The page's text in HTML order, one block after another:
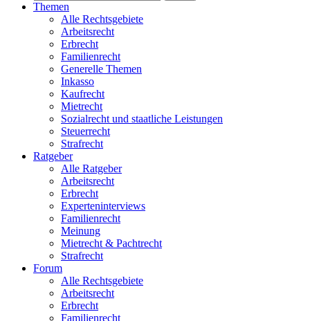
Themen
Alle Rechtsgebiete
Arbeitsrecht
Erbrecht
Familienrecht
Generelle Themen
Inkasso
Kaufrecht
Mietrecht
Sozialrecht und staatliche Leistungen
Steuerrecht
Strafrecht
Ratgeber
Alle Ratgeber
Arbeitsrecht
Erbrecht
Experteninterviews
Familienrecht
Meinung
Mietrecht & Pachtrecht
Strafrecht
Forum
Alle Rechtsgebiete
Arbeitsrecht
Erbrecht
Familienrecht